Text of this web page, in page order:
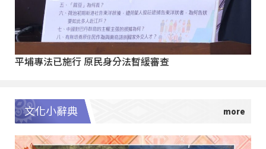
平埔專法已施行 原民身分法暫緩審查
文化小辭典